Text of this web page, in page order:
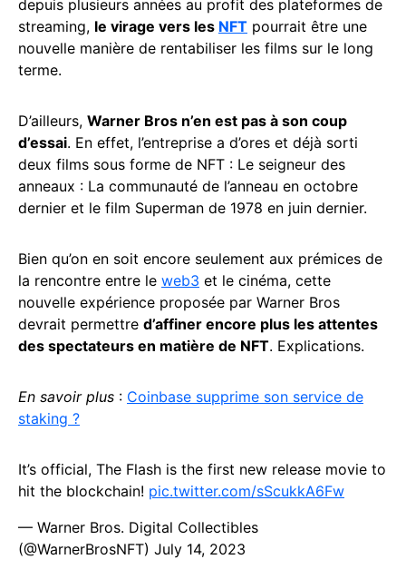
depuis plusieurs années au profit des plateformes de
streaming, le virage vers les NFT pourrait être une
nouvelle manière de rentabiliser les films sur le long
terme.
D’ailleurs, Warner Bros n’en est pas à son coup
d’essai. En effet, l’entreprise a d’ores et déjà sorti
deux films sous forme de NFT : Le seigneur des
anneaux : La communauté de l’anneau en octobre
dernier et le film Superman de 1978 en juin dernier.
Bien qu’on en soit encore seulement aux prémices de
la rencontre entre le web3 et le cinéma, cette
nouvelle expérience proposée par Warner Bros
devrait permettre d’affiner encore plus les attentes
des spectateurs en matière de NFT. Explications.
En savoir plus : Coinbase supprime son service de
staking ?
It’s official, The Flash is the first new release movie to
hit the blockchain! pic.twitter.com/sScukkA6Fw
— Warner Bros. Digital Collectibles
(@WarnerBrosNFT) July 14, 2023